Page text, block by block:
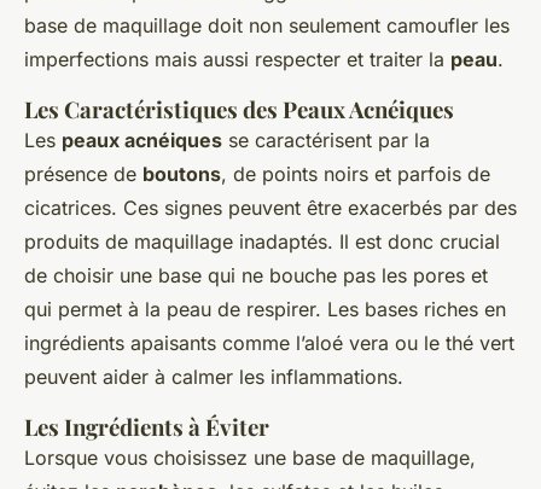
base de maquillage doit non seulement camoufler les
imperfections mais aussi respecter et traiter la peau.
Les Caractéristiques des Peaux Acnéiques
Les peaux acnéiques se caractérisent par la
présence de boutons, de points noirs et parfois de
cicatrices. Ces signes peuvent être exacerbés par des
produits de maquillage inadaptés. Il est donc crucial
de choisir une base qui ne bouche pas les pores et
qui permet à la peau de respirer. Les bases riches en
ingrédients apaisants comme l’aloé vera ou le thé vert
peuvent aider à calmer les inflammations.
Les Ingrédients à Éviter
Lorsque vous choisissez une base de maquillage,